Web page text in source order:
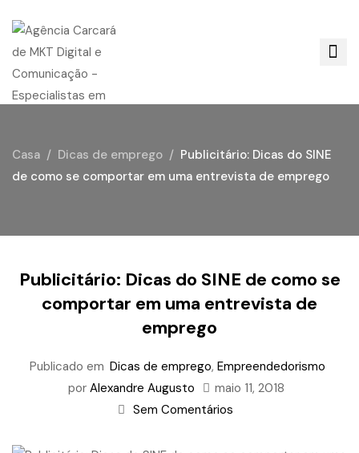
Casa Dicas de emprego
Publicitário: Dicas do SINE
de como se comportar em uma entrevista de emprego
Publicitário: Dicas do SINE de como se
comportar em uma entrevista de
emprego
Publicado em Dicas de emprego, Empreendedorismo
por Alexandre Augusto
maio 11, 2018
Sem Comentários